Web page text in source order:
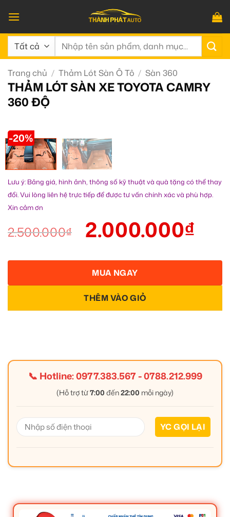
qua
nội
dung
Tìm
Trang chủ / Thảm Lót Sàn Ô Tô / Sàn 360
THẢM LÓT SÀN XE TOYOTA CAMRY
360 ĐỘ
-20%
Lưu ý: Bảng giá, hình ảnh, thông số kỹ thuật và quà tặng có thể thay
đổi. Vui lòng liên hệ trực tiếp để được tư vấn chính xác và phù hợp.
Xin cảm ơn
2.500.000₫ 2.000.000₫
THÊM VÀO GIỎ
MUA NGAY
📞 Hotline:0977.383.567-0788.212.999
(Hỗ trợ từ7:00 đến22:00 mỗi ngày)